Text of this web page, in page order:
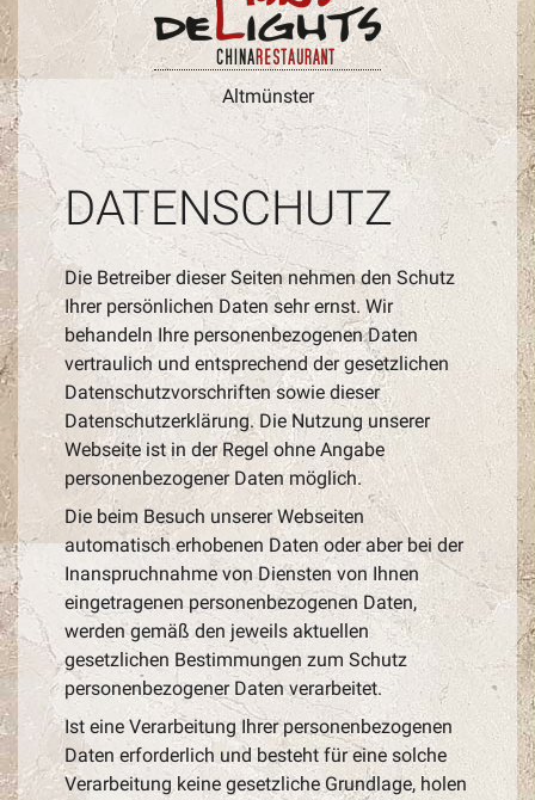
Altmünster
DATENSCHUTZ
Die Betreiber dieser Seiten nehmen den Schutz
Ihrer persönlichen Daten sehr ernst. Wir
behandeln Ihre personenbezogenen Daten
vertraulich und entsprechend der gesetzlichen
Datenschutzvorschriften sowie dieser
Datenschutzerklärung. Die Nutzung unserer
Webseite ist in der Regel ohne Angabe
personenbezogener Daten möglich.
Die beim Besuch unserer Webseiten
automatisch erhobenen Daten oder aber bei der
Inanspruchnahme von Diensten von Ihnen
eingetragenen personenbezogenen Daten,
werden gemäß den jeweils aktuellen
gesetzlichen Bestimmungen zum Schutz
personenbezogener Daten verarbeitet.
Ist eine Verarbeitung Ihrer personenbezogenen
Daten erforderlich und besteht für eine solche
Verarbeitung keine gesetzliche Grundlage, holen